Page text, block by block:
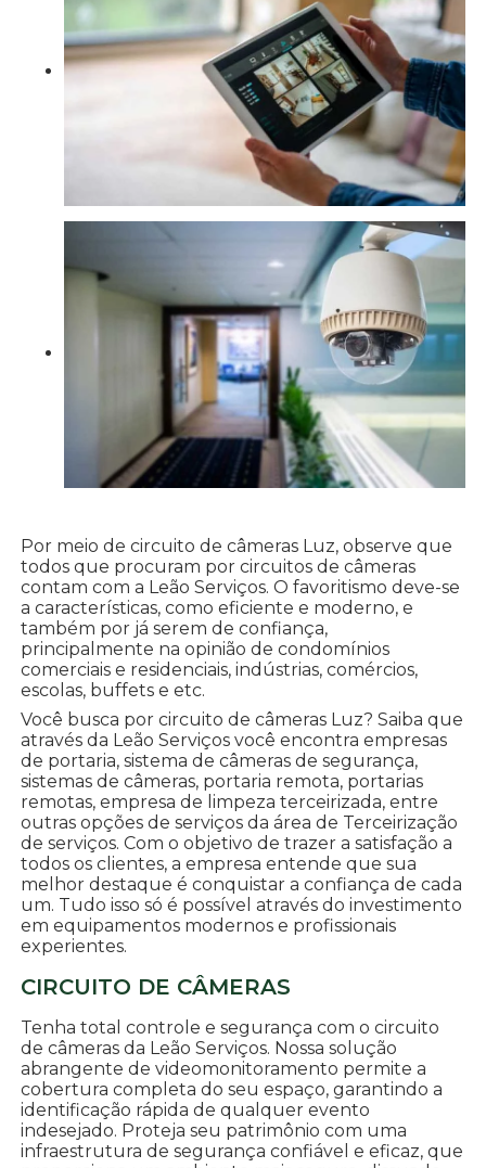
Por meio de circuito de câmeras Luz, observe que
todos que procuram por circuitos de câmeras
contam com a Leão Serviços. O favoritismo deve-se
a características, como eficiente e moderno, e
também por já serem de confiança,
principalmente na opinião de condomínios
comerciais e residenciais, indústrias, comércios,
escolas, buffets e etc.
Você busca por circuito de câmeras Luz? Saiba que
através da Leão Serviços você encontra empresas
de portaria, sistema de câmeras de segurança,
sistemas de câmeras, portaria remota, portarias
remotas, empresa de limpeza terceirizada, entre
outras opções de serviços da área de Terceirização
de serviços. Com o objetivo de trazer a satisfação a
todos os clientes, a empresa entende que sua
melhor destaque é conquistar a confiança de cada
um. Tudo isso só é possível através do investimento
em equipamentos modernos e profissionais
experientes.
CIRCUITO DE CÂMERAS
Tenha total controle e segurança com o circuito
de câmeras da Leão Serviços. Nossa solução
abrangente de videomonitoramento permite a
cobertura completa do seu espaço, garantindo a
identificação rápida de qualquer evento
indesejado. Proteja seu patrimônio com uma
infraestrutura de segurança confiável e eficaz, que